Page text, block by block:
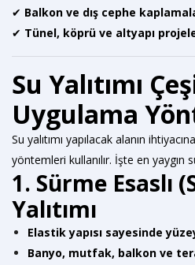
✔ Balkon ve dış cephe
✔ Tünel, köprü ve altyapı
Su Yalıtımı
Uygulama
Su yalıtımı yapılacak alanın
yöntemleri kullanılır. İşte en yaygın
1. Sürme Esaslı
Yalıtımı
Elastik yapısı sayesinde
Banyo, mutfak, balkon ve